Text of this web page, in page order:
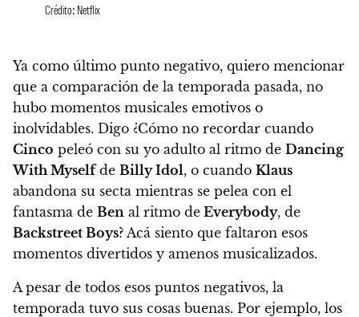
Crédito: Netflix
Ya como último punto negativo, quiero mencionar
que a comparación de la temporada pasada, no
hubo momentos musicales emotivos o
inolvidables. Digo ¿Cómo no recordar cuando
Cinco peleó con su yo adulto al ritmo de Dancing
With Myselfde Billy Idol, o cuando Klaus
abandona su secta mientras se pelea con el
fantasma de Ben al ritmo de Everybody, de
Backstreet Boys? Acá siento que faltaron esos
momentos divertidos y amenos musicalizados.
A pesar de todos esos puntos negativos, la
temporada tuvo sus cosas buenas. Por ejemplo, los